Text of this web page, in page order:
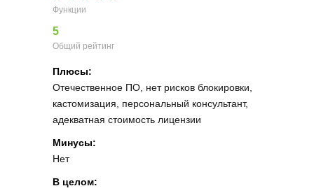
Функции
5
Общий рейтинг
Плюсы:
Отечественное ПО, нет рисков блокировки,
кастомизация, персональный консультант,
адекватная стоимость лицензии
Минусы:
Нет
В целом: